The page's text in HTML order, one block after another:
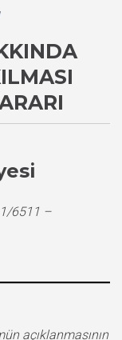
6511 –
açıklanmasının